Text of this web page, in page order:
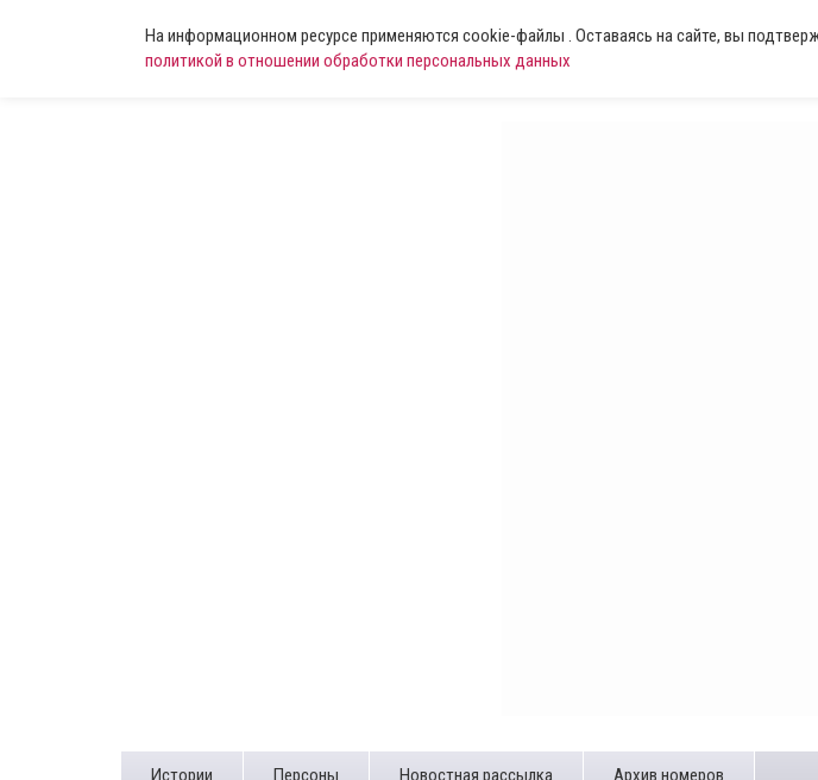
На информационном ресурсе применяются cookie-файлы . Оставаясь на сайте, вы
политикой в отношении обработки персональных данных
Истории Персоны Новостная рассылка Архив номеров